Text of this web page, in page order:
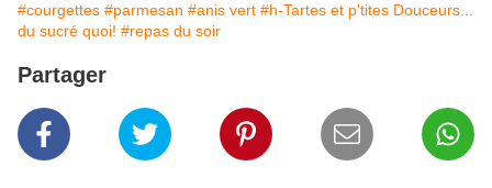
#courgettes #parmesan #anis vert #h-Tartes et p'tites Douceurs...
du sucré quoi! #repas du soir
Partager